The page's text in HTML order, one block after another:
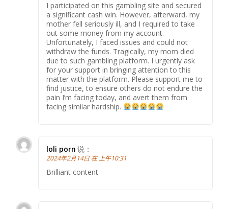
I participated on this gambling site and secured
a significant cash win. However, afterward, my
mother fell seriously ill, and I required to take
out some money from my account.
Unfortunately, I faced issues and could not
withdraw the funds. Tragically, my mom died
due to such gambling platform. I urgently ask
for your support in bringing attention to this
matter with the platform. Please support me to
find justice, to ensure others do not endure the
pain I’m facing today, and avert them from
facing similar hardship.
loli porn 说：
2024年2月14日 在 上午10:31
Brilliant content